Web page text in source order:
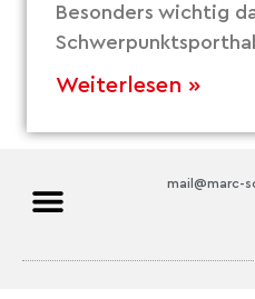
Besonders wichtig
Weiterlesen »
mail@marc-